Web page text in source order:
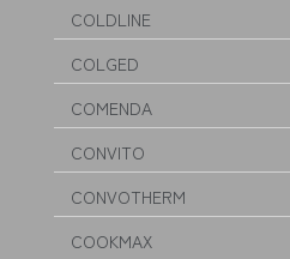
COLDLINE
COLGED
COMENDA
CONVITO
CONVOTHERM
COOKMAX